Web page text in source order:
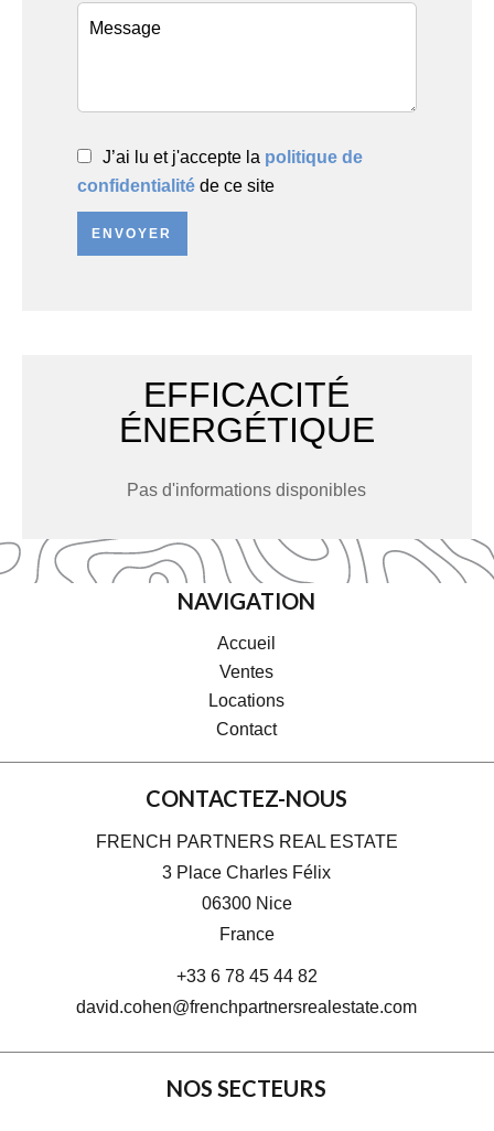
J’ai lu et j'accepte la politique de
confidentialité de ce site
ENVOYER
EFFICACITÉ
ÉNERGÉTIQUE
Pas d'informations disponibles
NAVIGATION
Accueil
Ventes
Locations
Contact
CONTACTEZ-NOUS
FRENCH PARTNERS REAL ESTATE
3 Place Charles Félix
06300 Nice
France
+33 6 78 45 44 82
david.cohen@frenchpartnersrealestate.com
NOS SECTEURS